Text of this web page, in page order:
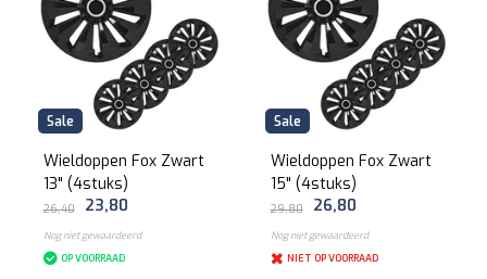
Sale
Wieldoppen Fox Zwart
13" (4stuks)
26,40 23,80
Nog niet gewaardeerd
OP VOORRAAD
Sale
Wieldoppen Fox Zwart
15" (4stuks)
29,80 26,80
Nog niet gewaardeerd
NIET OP VOORRAAD